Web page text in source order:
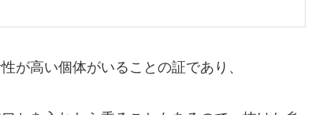
が高い個体がいることの証であり、